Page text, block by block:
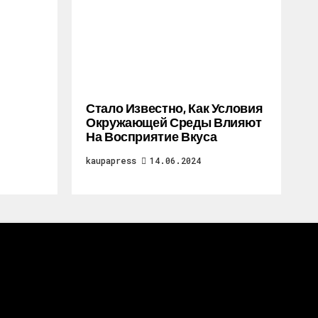
Стало Известно, Как Условия
Окружающей Среды Влияют
На Восприятие Вкуса
kaupapress 14.06.2024